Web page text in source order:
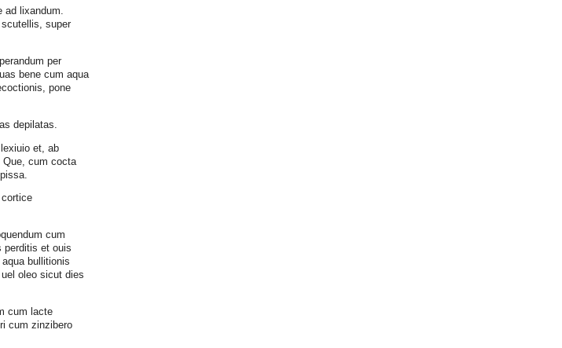
ad lixandum.
super
per
bene cum aqua
pone
depilatas.
et, ab
Que, cum cocta
cum
perditis et ouis
bullitionis
oleo sicut dies
cum lacte
cum zinzibero